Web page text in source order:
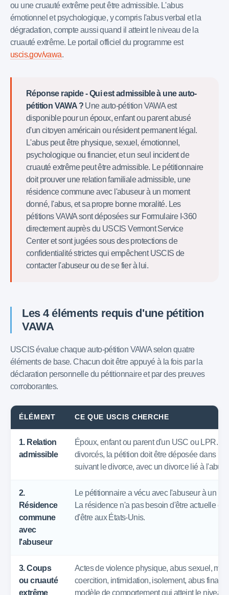
ou une cruauté extrême peut être admissible. L'abus
émotionnel et psychologique, y compris l'abus verbal et la
dégradation, compte aussi quand il atteint le niveau de la
cruauté extrême. Le portail officiel du programme est
uscis.gov/vawa.
Réponse rapide - Qui est admissible à une auto-
pétition VAWA ? Une auto-pétition VAWA est
disponible pour un époux, enfant ou parent abusé
d'un citoyen américain ou résident permanent légal.
L'abus peut être physique, sexuel, émotionnel,
psychologique ou financier, et un seul incident de
cruauté extrême peut être admissible. Le pétitionnaire
doit prouver une relation familiale admissible, une
résidence commune avec l'abuseur à un moment
donné, l'abus, et sa propre bonne moralité. Les
pétitions VAWA sont déposées sur Formulaire I-360
directement auprès du USCIS Vermont Service
Center et sont jugées sous des protections de
confidentialité strictes qui empêchent USCIS de
contacter l'abuseur ou de se fier à lui.
Les 4 éléments requis d'une pétition
VAWA
USCIS évalue chaque auto-pétition VAWA selon quatre
éléments de base. Chacun doit être appuyé à la fois par la
déclaration personnelle du pétitionnaire et par des preuves
corroborantes.
ÉLÉMENT CE QUE USCIS CHERCHE
1. Relation
admissible
Époux, enfant ou parent d'un USC ou LPR.
divorcés, la pétition doit être déposée dans
suivant le divorce, avec un divorce lié à l'abus.
2.
Résidence
commune
avec
l'abuseur
Le pétitionnaire a vécu avec l'abuseur à un
La résidence n'a pas besoin d'être actuelle et
d'être aux États-Unis.
3. Coups
ou cruauté
extrême
Actes de violence physique, abus sexuel,
coercition, intimidation, isolement, abus
modèle de comportement qui atteint le niveau